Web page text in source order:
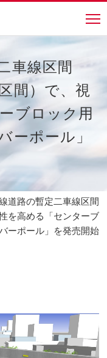
車線区間
間）で、視
ブロック用
ーポール」
道路の暫定二車線区間
を高める「センターブ
ーポール」を発売開始